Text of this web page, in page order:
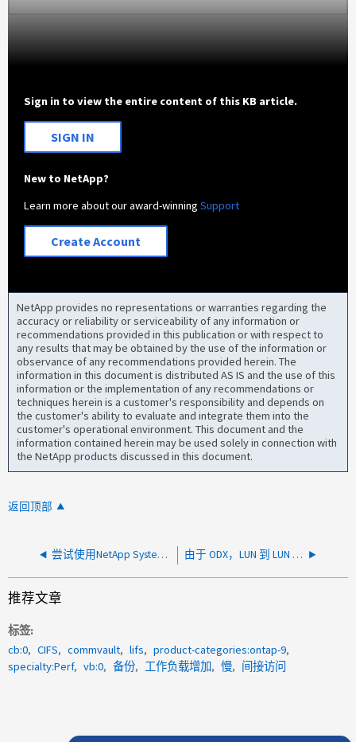
Sign in to view the entire content of this KB article.
SIGN IN
New to NetApp?
Learn more about our award-winningSupport
Create Account
NetApp provides no representations or warranties regarding the
accuracy or reliability or serviceability of any information or
recommendations provided in this publication or with respect to
any results that may be obtained by the use of the information or
observance of any recommendations provided herein. The
information in this document is distributed AS IS and the use of this
information or the implementation of any recommendations or
techniques herein is a customer's responsibility and depends on
the customer's ability to evaluate and integrate them into the
customer's operational environment. This document and the
information contained herein may be used solely in connection with
the NetApp products discussed in this document.
返回顶部
尝试使用NetApp System Performance Modeler时出现身份验证错误 由于 ODX，LUN 到 LUN 的复制性能不佳
推荐文章
标签
cb:0
CIFS commvault lifs
product-categories:ontap-9
specialty:Perf
vb:0 备份 工作负载增加 慢 间接访问